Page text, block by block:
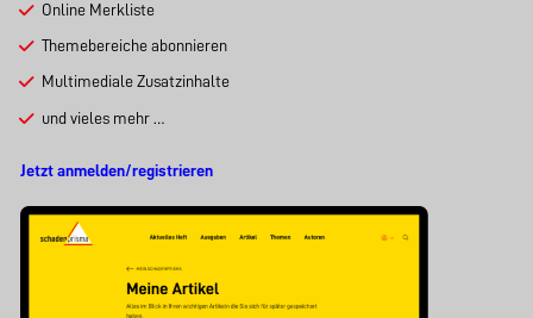
Online Merkliste
Themebereiche abonnieren
Multimediale Zusatzinhalte
und vieles mehr …
Jetzt anmelden/registrieren